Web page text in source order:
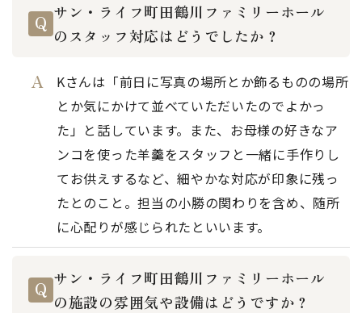
サン・ライフ町田鶴川ファミリーホール
のスタッフ対応はどうでしたか？
Kさんは「前日に写真の場所とか飾るものの場所
とか気にかけて並べていただいたのでよかっ
た」と話しています。また、お母様の好きなア
ンコを使った羊羹をスタッフと一緒に手作りし
てお供えするなど、細やかな対応が印象に残っ
たとのこと。担当の小勝の関わりを含め、随所
に心配りが感じられたといいます。
サン・ライフ町田鶴川ファミリーホール
の施設の雰囲気や設備はどうですか？